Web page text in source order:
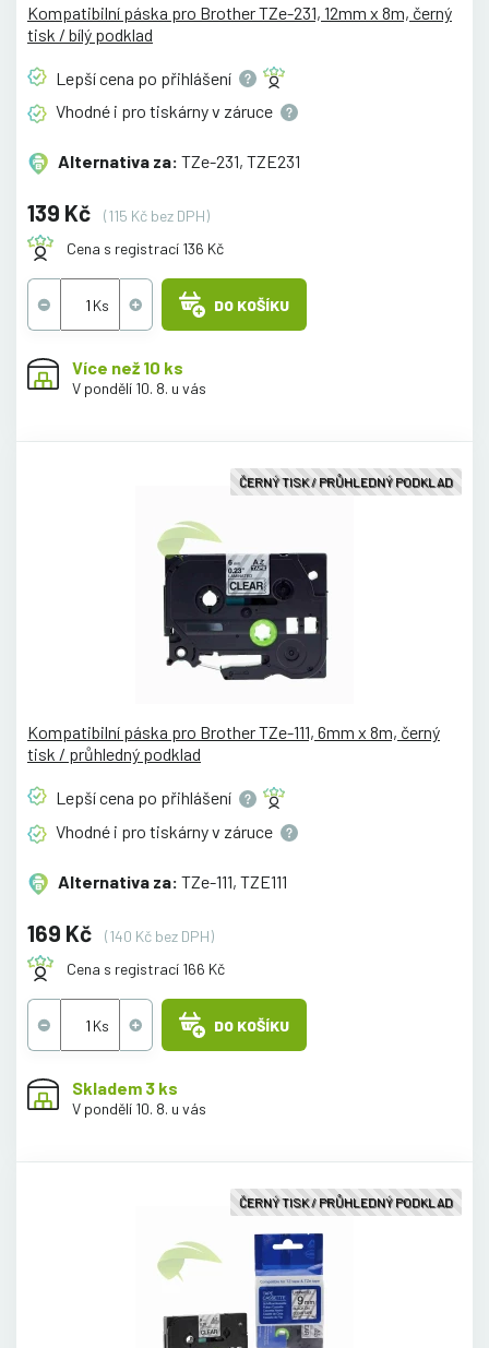
Kompatibilní páska pro Brother TZe-231, 12mm x 8m, černý
tisk / bílý podklad
Lepší cena po přihlášení
Vhodné i pro tiskárny v záruce
Alternativa za: TZe-231, TZE231
139 Kč
(115 Kč bez DPH)
Cena s registrací 136 Kč
DO KOŠÍKU
Více než 10 ks
V pondělí 10. 8. u vás
ČERNÝ TISK / PRŮHLEDNÝ PODKLAD
Kompatibilní páska pro Brother TZe-111, 6mm x 8m, černý
tisk / průhledný podklad
Lepší cena po přihlášení
Vhodné i pro tiskárny v záruce
Alternativa za: TZe-111, TZE111
169 Kč
(140 Kč bez DPH)
Cena s registrací 166 Kč
DO KOŠÍKU
Skladem 3 ks
V pondělí 10. 8. u vás
ČERNÝ TISK / PRŮHLEDNÝ PODKLAD